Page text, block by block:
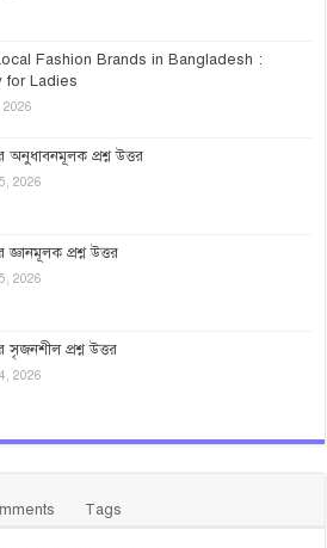
Fashion Brands in Bangladesh :
for Ladies
2026
অনুধাবনমূলক প্রশ্ন উত্তর
2026
প্রশ্ন উত্তর
2026
সৃজনশীল প্রশ্ন উত্তর
2026
Tags